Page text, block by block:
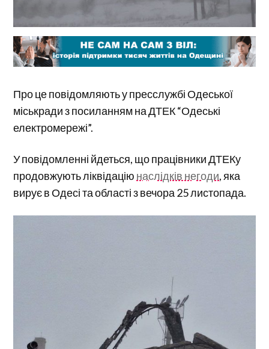
Про це повідомляють у пресслужбі Одеської
міськради з посиланням на ДТЕК “Одеські
електромережі”.
У повідомленні йдеться, що працівники ДТЕКу
продовжують ліквідацію наслідків негоди, яка
вирує в Одесі та області з вечора 25 листопада.